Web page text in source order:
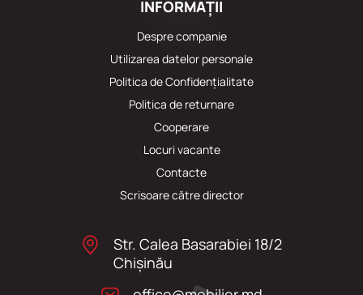
INFORMAȚII
Despre companie
Utilizarea datelor personale
Politica de Confidențialitate
Politica de returnare
Cooperare
Locuri vacante
Сontacte
Scrisoare către director
Str. Calea Basarabiei 18/2
Chişinău